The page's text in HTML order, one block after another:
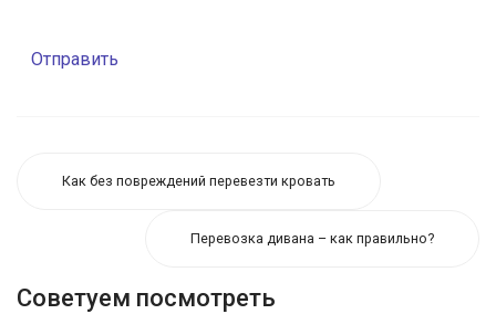
Отправить
Как без повреждений перевезти кровать
Перевозка дивана – как правильно?
Советуем посмотреть